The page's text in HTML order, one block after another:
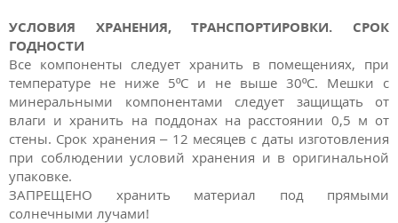
УСЛОВИЯ ХРАНЕНИЯ, ТРАНСПОРТИРОВКИ. СРОК
ГОДНОСТИ
Все компоненты следует хранить в помещениях, при
температуре не ниже 5ºС и не выше 30ºС. Мешки с
минеральными компонентами следует защищать от
влаги и хранить на поддонах на расстоянии 0,5 м от
стены. Срок хранения – 12 месяцев с даты изготовления
при соблюдении условий хранения и в оригинальной
упаковке.
ЗАПРЕЩЕНО хранить материал под прямыми
солнечными лучами!